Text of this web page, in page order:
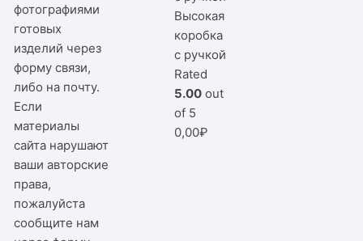
фотографиями
готовых
изделий через
форму связи,
либо на почту.
Если
материалы
сайта нарушают
ваши авторские
права,
пожалуйста
сообщите нам
Высокая
коробка
с ручкой
Rated
5.00 out
of 5
0,00₽